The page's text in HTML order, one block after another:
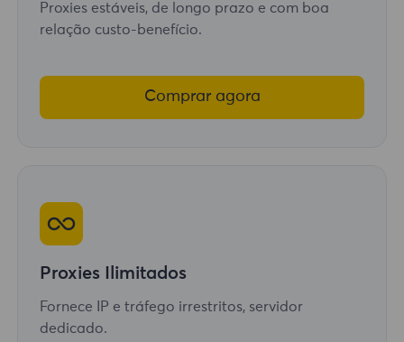
Proxies estáveis, de longo prazo e com boa
relação custo-benefício.
Comprar agora
Proxies Ilimitados
Fornece IP e tráfego irrestritos, servidor
dedicado.